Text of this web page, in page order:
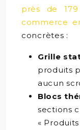
près de
commerce
concrètes :
Grille
produits
aucun
Blocs
sections
«